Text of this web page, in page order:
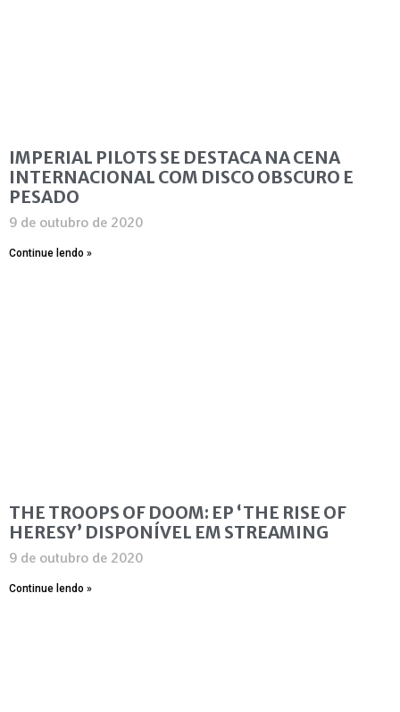
IMPERIAL PILOTS SE DESTACA NA CENA
INTERNACIONAL COM DISCO OBSCURO E
PESADO
9 de outubro de 2020
Continue lendo »
THE TROOPS OF DOOM: EP ‘THE RISE OF
HERESY’ DISPONÍVEL EM STREAMING
9 de outubro de 2020
Continue lendo »